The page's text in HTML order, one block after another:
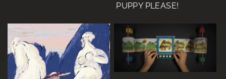
PUPPY PLEASE!